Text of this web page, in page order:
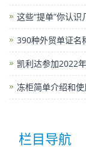
这些“提单”你认识
390种外贸单证名
凯利达参加2022
冻柜简单介绍和
栏目导航